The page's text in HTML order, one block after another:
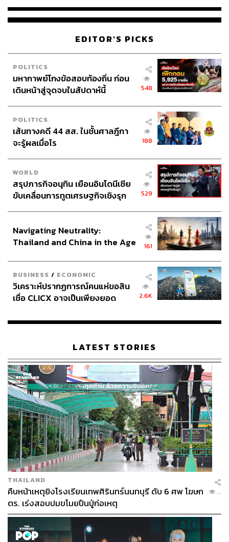
ABOUT THE AUTHOR
นครินทร์ วนกิจไพบูลย์
บรรณาธิการบริหาร สำนักข่าว THE
STANDARD วิทยากรด้านสื่อและการทำคอน
เทนต์ออนไลน์
EDITOR'S PICKS
POLITICS
มหากาพย์โกงข้อสอบท้องถิ่น ก่อน
เดินหน้าสู่จุดจบในสัปดาห์นี้
548
POLITICS
เส้นทางคดี 44 สส. ในชั้นศาลฎีกา
จะรู้ผลเมื่อไร
188
WORLD
สรุปภารกิจอนุทิน เยือนอินโดนีเซีย
ขับเคลื่อนการทูตเศรษฐกิจเชิงรุก
529
Navigating Neutrality:
Thailand and China in the Age
161
BUSINESS / ECONOMIC
วิเคราะห์ปรากฏการณ์คนแห่ขอสิน
เชื่อ CLICX อาจเป็นเพียงยอด
เรือนไทยที่ถูกซุกไว้
2.6K
LATEST STORIES
THAILAND
คืบหน้าเหตุยิงโรงเรียนเทพศิรินทร์นนทบุรี ดับ 6 ศพ โฆษก
ตร. เร่งสอบปมขโมยปืนปู่ก่อเหตุ
...